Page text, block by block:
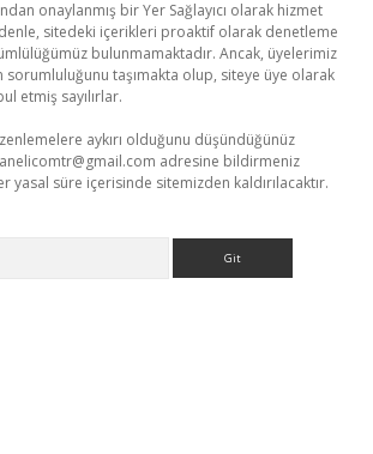
onaylanmış bir Yer Sağlayıcı olarak hizmet
sitedeki içerikleri proaktif olarak denetleme
bulunmamaktadır. Ancak, üyelerimiz
sorumluluğunu taşımakta olup, siteye üye olarak
etmiş sayılırlar.
aykırı olduğunu düşündüğünüz
adresine bildirmeniz
yasal süre içerisinde sitemizden kaldırılacaktır.